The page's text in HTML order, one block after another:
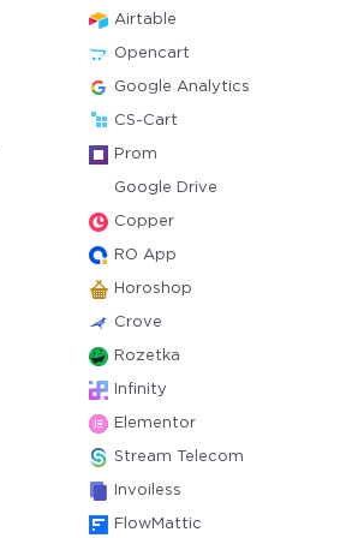
Airtable
Opencart
Google Analytics
CS-Cart
Prom
Google Drive
Copper
RO App
Horoshop
Crove
Rozetka
Infinity
Elementor
Stream Telecom
Invoiless
FlowMattic